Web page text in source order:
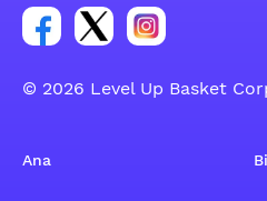
Facebook hesabı sosyal
Twitter hesabı sosyal
Instagram
© 2026 Level Up Basket
Ana